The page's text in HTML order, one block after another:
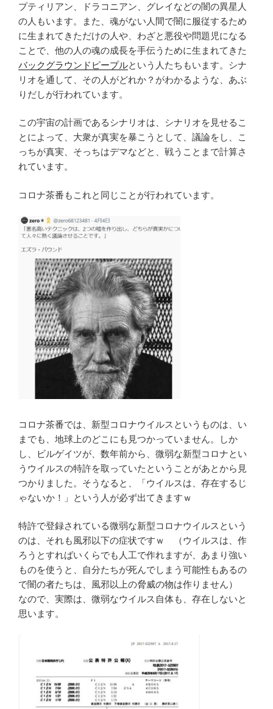
プティリアン、ドラコニアン、グレイなどの闇の異星人
の人もいます。また、魂がない人間で闇に服従するため
に生まれてきただけの人や、わざと悪役や問題児になる
ことで、他の人の魂の成長を手伝うために生まれてきた
バックグラウンドピープルという人たちもいます。シナ
リオを通して、その人がどれか？がわかるような、あぶ
りだしが行われています。
この宇宙の計画であるシナリオは、シナリオを見せるこ
とによって、大衆が真実を暴こうとして、議論をし、こ
っちが真実、そっちはデマなどと、戦うことまで計算さ
れています。
コロナ茶番もこれと同じことが行われています。
コロナ茶番では、新型コロナウイルスというものは、い
までも、地球上のどこにも見つかっていません。しか
し、ビルゲイツが、数年前から、微弱な新型コロナとい
うウイルスの特許を取っていたということがあとから見
つかりました。そうなると、「ウイルスは、存在するじ
ゃないか！」という人が必ず出てきますｗ
特許で登録されている微弱な新型コロナウイルスという
のは、それも風邪以下の症状ですｗ （ウイルスは、作
ろうとすればいくらでも人工で作れますが、あまり強い
ものを使うと、自分たちが死んでしまう可能性もあるの
で闇の者たちは、風邪以上の脅威の物は作りません）
なので、実際は、微弱なウイルス自体も、存在しないと
思います。